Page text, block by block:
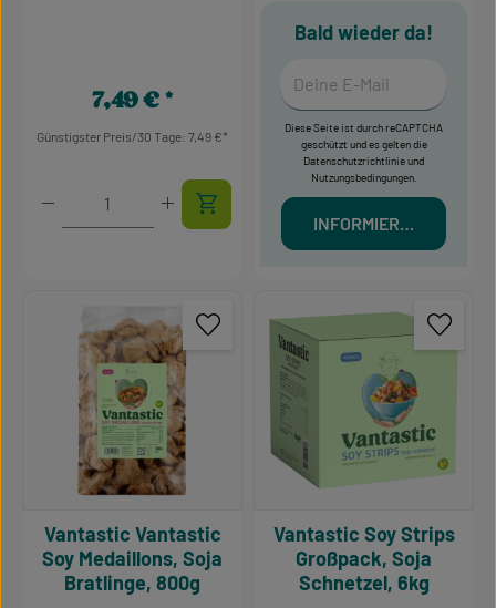
Regulärer Preis:
7,49 €
Günstigster Preis/30 Tage: 7,49 €
Produkt Anzahl: Gib den gewünschten Wert ein
Bald wieder da!
Diese Seite ist durch reCAPTCHA
geschützt und es gelten die
Datenschutzrichtlinieund
Nutzungsbedingungen.
INFORMIERT MICH
Vantastic Vantastic
Soy Medaillons, Soja
Bratlinge, 800g
Vantastic Soy Strips
Großpack, Soja
Schnetzel, 6kg